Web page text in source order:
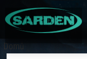
Domů